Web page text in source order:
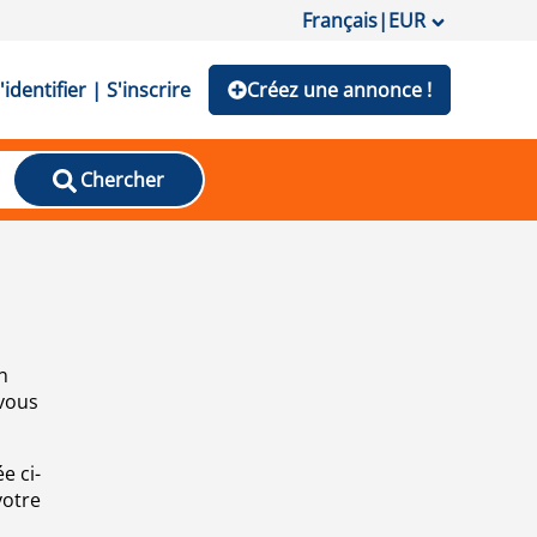
Français|EUR
| S'inscrire Créez une annonce !
Chercher
ci-